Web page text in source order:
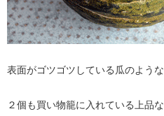
表面がゴツゴツしている瓜のような
２個も買い物籠に入れている上品